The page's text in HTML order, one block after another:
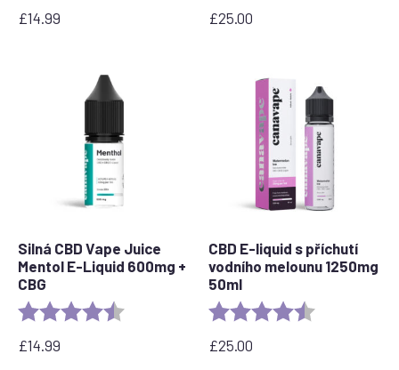
£14.99 £25.00
Silná CBD Vape Juice
Mentol E-Liquid 600mg +
CBG
Rating: 4.5 out of 5 stars
£14.99
CBD E-liquid s příchutí
vodního melounu 1250mg
50ml
Rating:
£25.00